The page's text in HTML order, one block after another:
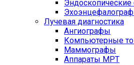
Лучевая диагностика
Ангиографы
Компьютерные
Маммографы
Аппараты МРТ